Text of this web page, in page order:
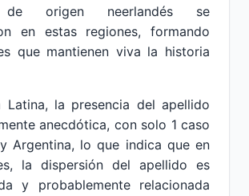
de origen neerlandés se
en estas regiones, formando
que mantienen viva la historia
Latina, la presencia del apellido
anecdótica, con solo 1 caso
Argentina, lo que indica que en
la dispersión del apellido es
y probablemente relacionada